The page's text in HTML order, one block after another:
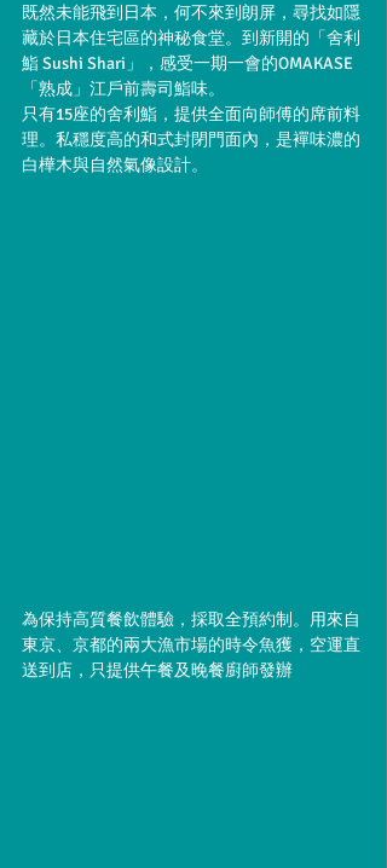
既然未能飛到日本，何不來到朗屏，尋找如隱
藏於日本住宅區的神秘食堂。到新開的「舍利
鮨 Sushi Shari」，感受一期一會的OMAKASE
「熟成」江⼾前壽司鮨味。
只有15座的舍利鮨，提供全面向師傅的席前料
理。私穩度高的和式封閉門面內，是襌味濃的
白樺木與自然氣像設計。
為保持高質餐飲體驗，採取全預約制。用來自
東京、京都的兩⼤漁市場的時令魚獲，空運直
送到店，只提供午餐及晚餐廚師發辦